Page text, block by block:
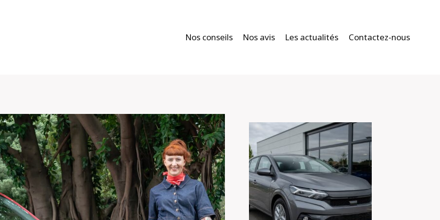
Nos conseils Nos avis Les actualités Contactez-nous